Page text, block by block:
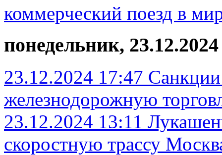
коммерческий поезд в
понедельник, 23.12.2024
23.12.2024 17:47 Санкции
железнодорожную
23.12.2024 13:11
скоростную трассу